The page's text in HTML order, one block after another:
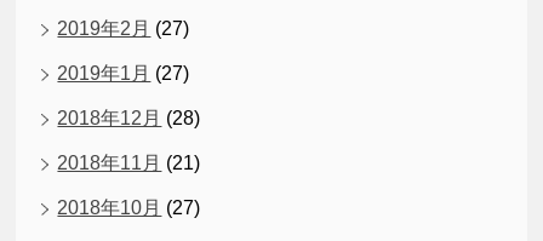
2019年2月 (27)
2019年1月 (27)
2018年12月 (28)
2018年11月 (21)
2018年10月 (27)